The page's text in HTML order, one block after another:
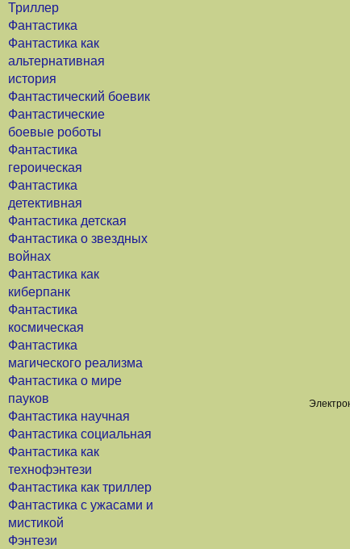
Триллер
Фантастика
Фантастика как
альтернативная
история
Фантастический боевик
Фантастические
боевые роботы
Фантастика
героическая
Фантастика
детективная
Фантастика детская
Фантастика о звездных
войнах
Фантастика как
киберпанк
Фантастика
космическая
Фантастика
магического реализма
Фантастика о мире
пауков
Фантастика научная
Фантастика социальная
Фантастика как
технофэнтези
Фантастика как триллер
Фантастика с ужасами и
мистикой
Фэнтези